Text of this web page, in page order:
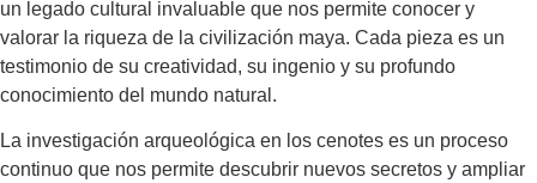
un legado cultural invaluable que nos permite conocer y
valorar la riqueza de la civilización maya. Cada pieza es un
testimonio de su creatividad, su ingenio y su profundo
conocimiento del mundo natural.
La investigación arqueológica en los cenotes es un proceso
continuo que nos permite descubrir nuevos secretos y ampliar